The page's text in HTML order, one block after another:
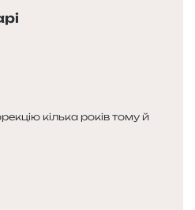
кілька років тому й